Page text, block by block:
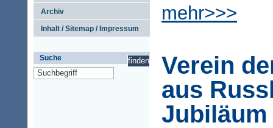
Archiv
Inhalt / Sitemap / Impressum
Suche
mehr>>>
Verein
aus
Jubiläum